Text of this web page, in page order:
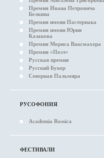
Премия Ивана Петровича
Белкина
Премия имени Пастернака
Премия имени Юрия
Казакова
Премия Мориса Ваксмахера
Премия «Поэт»
Русская премия
Русский Букер
Северная Пальмира
РУСОФОНИЯ
Academia Rossica
ФЕСТИВАЛИ